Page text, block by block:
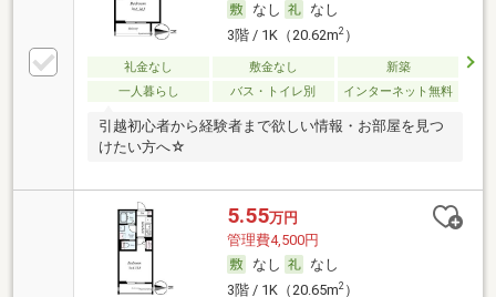
なし
なし
3階 / 1K（20.62m2）
礼金なし 敷金なし
新築
一人暮らし
バス・トイレ別 インターネット無料
引越初心者から経験者まで欲しい情報・お部屋を見つ
けたい方へ☆
5.55万円
管理費4,500円
なし
なし
3階 / 1K（20.65m2）